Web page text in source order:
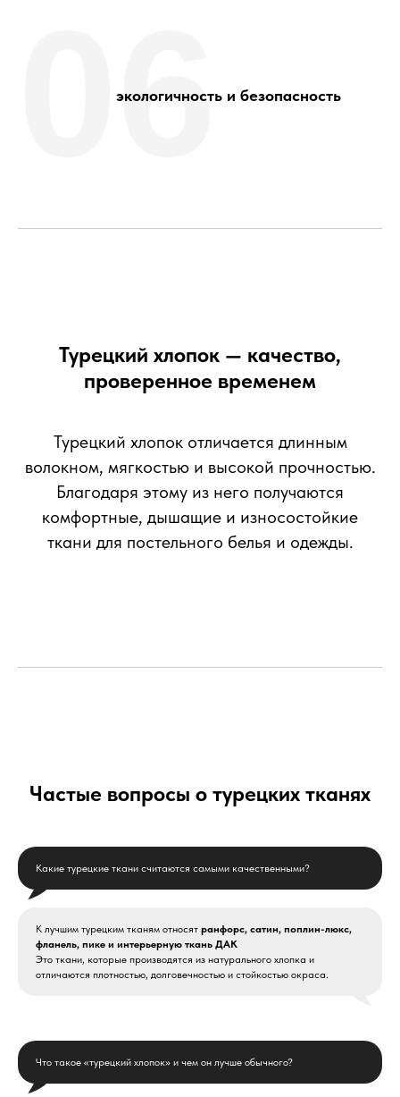
экологичность и безопасность
06
Турецкий хлопок — качество,
проверенное временем
Турецкий хлопок отличается длинным
волокном, мягкостью и высокой прочностью.
Благодаря этому из него получаются
комфортные, дышащие и износостойкие
ткани для постельного белья и одежды.
Частые вопросы о турецких тканях
Какие турецкие ткани считаются самыми качественными?
К лучшим турецким тканям относят ранфорс, сатин, поплин-люкс,
фланель, пике и интерьерную ткань ДАК
Это ткани, которые производятся из натурального хлопка и
отличаются плотностью, долговечностью и стойкостью окраса.
Что такое «турецкий хлопок» и чем он лучше обычного?